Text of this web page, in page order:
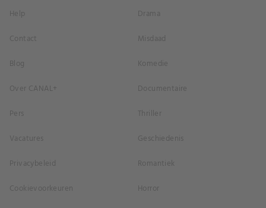
Help
Contact
Blog
Over CANAL+
Pers
Vacatures
Privacybeleid
Cookievoorkeuren
Drama
Misdaad
Komedie
Documentaire
Thriller
Geschiedenis
Romantiek
Horror